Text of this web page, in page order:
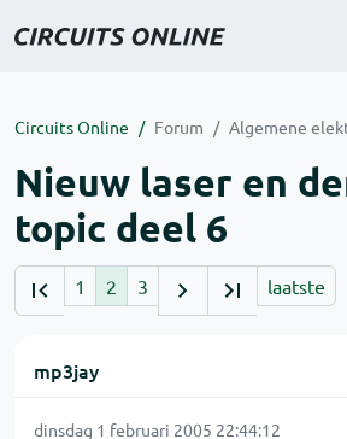
Circuits Online Forum Algemene
Nieuw laser en
topic deel 6
1 2 3 laatste
mp3jay
dinsdag 1 februari 2005 22:44:12